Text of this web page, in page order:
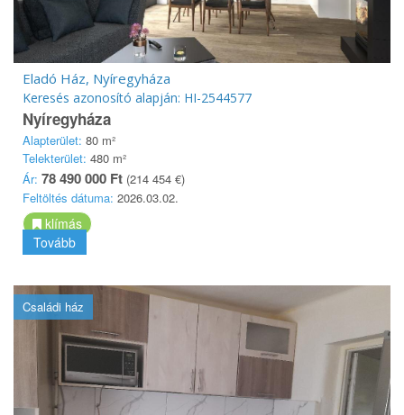
Eladó Ház, Nyíregyháza
Keresés azonosító alapján: HI-2544577
Nyíregyháza
Alapterület: 80 m²
Telekterület: 480 m²
Ár: 78 490 000 Ft (214 454 €)
Feltöltés dátuma: 2026.03.02.
klímás
Tovább
Családi ház